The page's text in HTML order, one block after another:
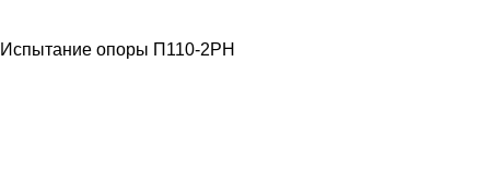
Испытание опоры П110-2РН